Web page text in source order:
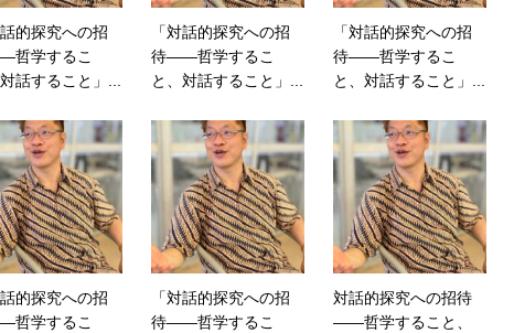
的探究への招
哲学するこ
話すること」...
「対話的探究への招
待――哲学するこ
と、対話すること」...
「対話的探究への招
待――哲学するこ
と、対話すること」...
的探究への招
哲学するこ
「対話的探究への招
待――哲学するこ
対話的探究への招待
――哲学すること、